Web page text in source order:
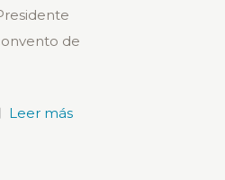
de
Leer más